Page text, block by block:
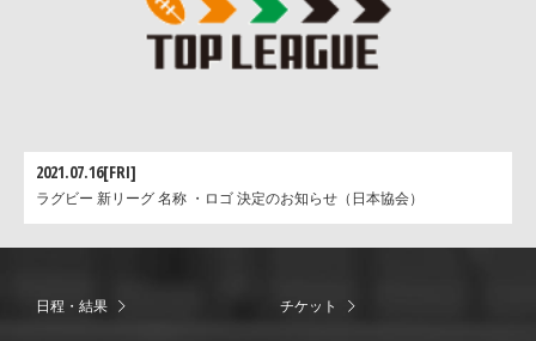
2021.07.16[FRI]
ラグビー 新リーグ 名称 ・ロゴ 決定のお知らせ（日本協会）
日程・結果 チケット